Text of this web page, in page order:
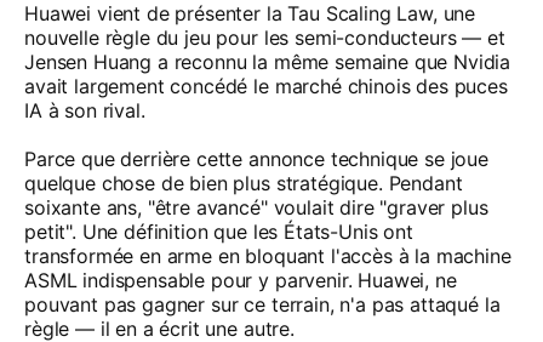
Huawei vient de présenter la Tau Scaling Law, une
nouvelle règle du jeu pour les semi-conducteurs — et
Jensen Huang a reconnu la même semaine que Nvidia
avait largement concédé le marché chinois des puces
IA à son rival.
Parce que derrière cette annonce technique se joue
quelque chose de bien plus stratégique. Pendant
soixante ans, "être avancé" voulait dire "graver plus
petit". Une définition que les États-Unis ont
transformée en arme en bloquant l'accès à la machine
ASML indispensable pour y parvenir. Huawei, ne
pouvant pas gagner sur ce terrain, n'a pas attaqué la
règle — il en a écrit une autre.